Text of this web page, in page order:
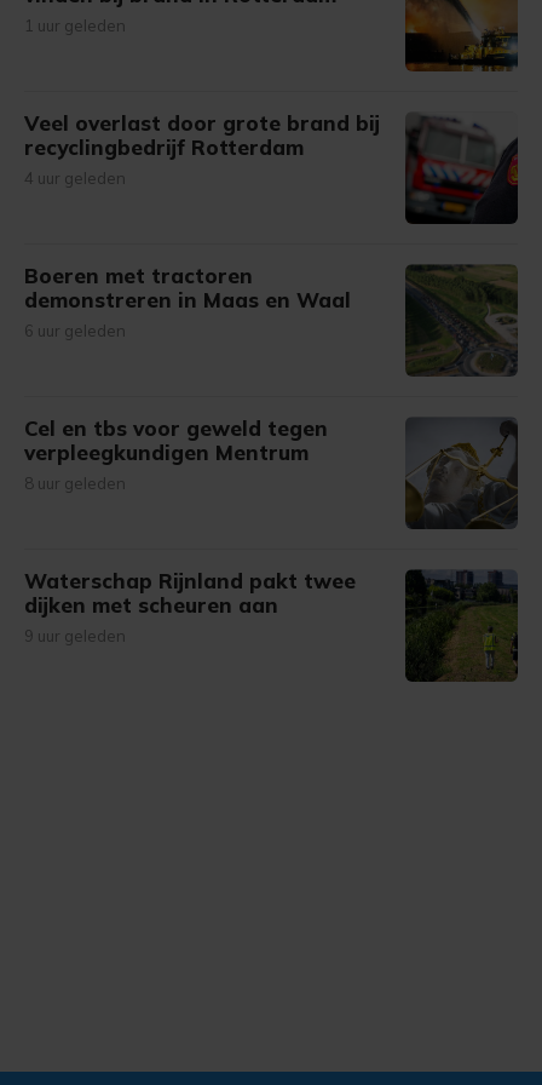
1 uur geleden
Veel overlast door grote brand bij
recyclingbedrijf Rotterdam
4 uur geleden
Boeren met tractoren
demonstreren in Maas en Waal
6 uur geleden
Cel en tbs voor geweld tegen
verpleegkundigen Mentrum
8 uur geleden
Waterschap Rijnland pakt twee
dijken met scheuren aan
9 uur geleden